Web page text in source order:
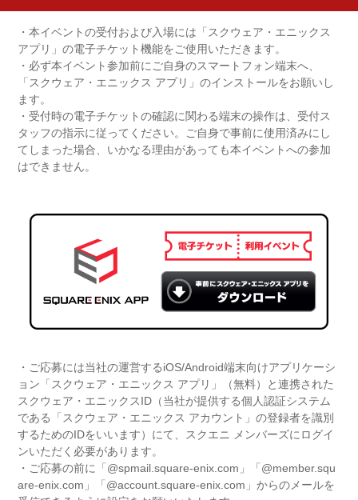
・本イベントの受付および入場には「スクウェア・エニックス
アプリ」の電子チケット機能をご使用いただきます。
・必ず本イベント参加前にご自身のスマートフォン端末へ、
「スクウェア・エニックス アプリ」のインストールをお願いし
ます。
・受付時の電子チケットの確認に関わる端末の操作は、受付ス
タッフの指示に従ってください。ご自身で事前に使用済みにし
てしまった場合、いかなる理由があっても本イベントへの参加
はできません。
・ご応募には当社の運営するiOS/Android端末向けアプリケーシ
ョン「スクウェア・エニックス アプリ」（無料）と連携された
スクウェア・エニックスID（当社が提供する個人認証システム
である「スクウェア・エニックス アカウント」の登録者を識別
するためのIDをいいます）にて、スクエニ メンバーズにログイ
ンいただく必要があります。
・ご応募の前に「@spmail.square-enix.com」「@member.squ
are-enix.com」「@account.square-enix.com」からのメールを